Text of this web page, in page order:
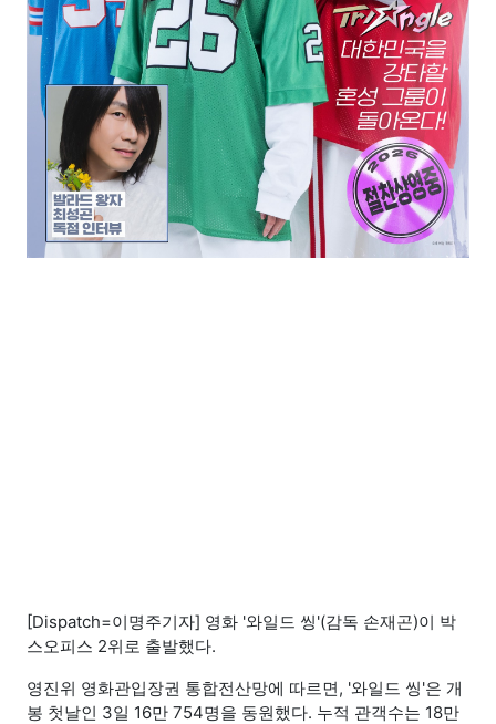
[Dispatch=이명주기자] 영화 '와일드 씽'(감독 손재곤)이 박
스오피스 2위로 출발했다.
영진위 영화관입장권 통합전산망에 따르면, '와일드 씽'은 개
봉 첫날인 3일 16만 754명을 동원했다. 누적 관객수는 18만